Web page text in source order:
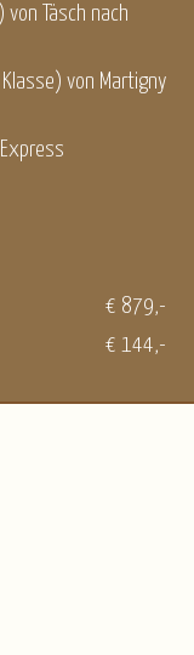
Täsch nach
von Martigny
€ 879,-
€ 144,-